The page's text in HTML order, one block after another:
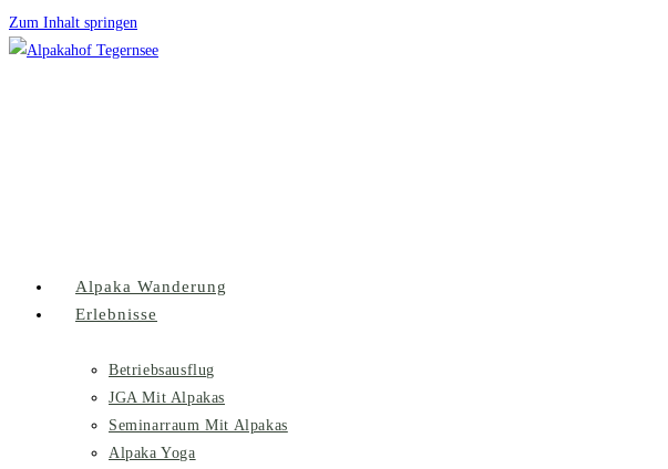
Zum Inhalt springen
Alpaka Wanderung
Erlebnisse
Betriebsausflug
JGA Mit Alpakas
Seminarraum Mit Alpakas
Alpaka Yoga